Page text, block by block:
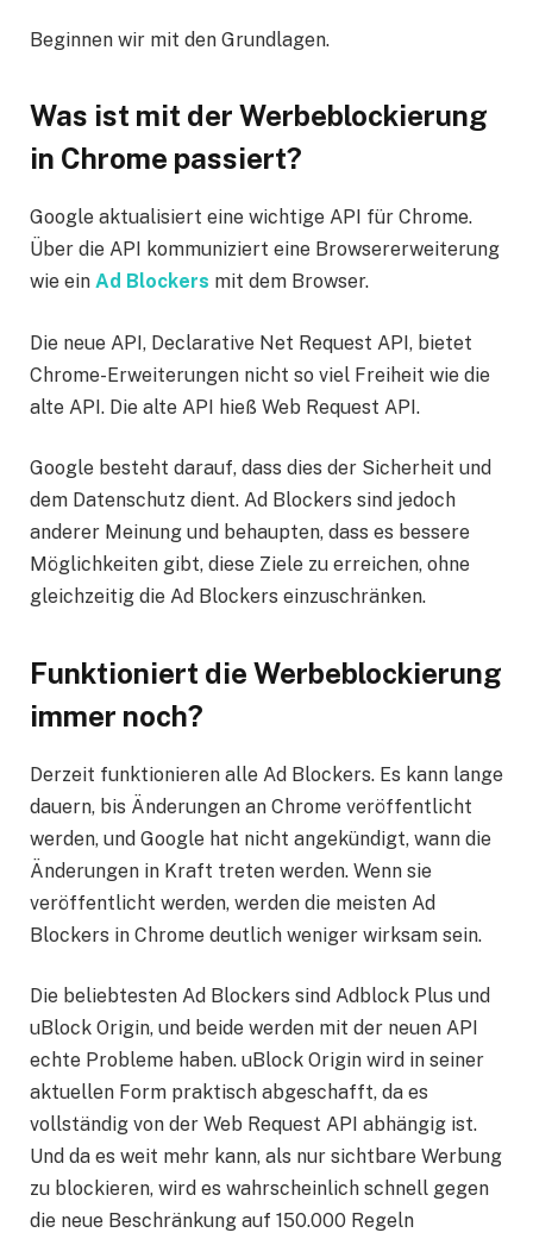
Beginnen wir mit den Grundlagen.
Was ist mit der Werbeblockierung
in Chrome passiert?
Google aktualisiert eine wichtige API für Chrome.
Über die API kommuniziert eine Browsererweiterung
wie ein Ad Blockers mit dem Browser.
Die neue API, Declarative Net Request API, bietet
Chrome-Erweiterungen nicht so viel Freiheit wie die
alte API. Die alte API hieß Web Request API.
Google besteht darauf, dass dies der Sicherheit und
dem Datenschutz dient. Ad Blockers sind jedoch
anderer Meinung und behaupten, dass es bessere
Möglichkeiten gibt, diese Ziele zu erreichen, ohne
gleichzeitig die Ad Blockers einzuschränken.
Funktioniert die Werbeblockierung
immer noch?
Derzeit funktionieren alle Ad Blockers. Es kann lange
dauern, bis Änderungen an Chrome veröffentlicht
werden, und Google hat nicht angekündigt, wann die
Änderungen in Kraft treten werden. Wenn sie
veröffentlicht werden, werden die meisten Ad
Blockers in Chrome deutlich weniger wirksam sein.
Die beliebtesten Ad Blockers sind Adblock Plus und
uBlock Origin, und beide werden mit der neuen API
echte Probleme haben. uBlock Origin wird in seiner
aktuellen Form praktisch abgeschafft, da es
vollständig von der Web Request API abhängig ist.
Und da es weit mehr kann, als nur sichtbare Werbung
zu blockieren, wird es wahrscheinlich schnell gegen
die neue Beschränkung auf 150.000 Regeln